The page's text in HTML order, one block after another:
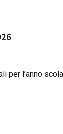
l’anno